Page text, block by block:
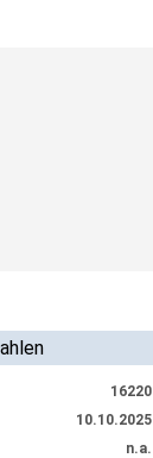
16220
10.10.2025
n.a.